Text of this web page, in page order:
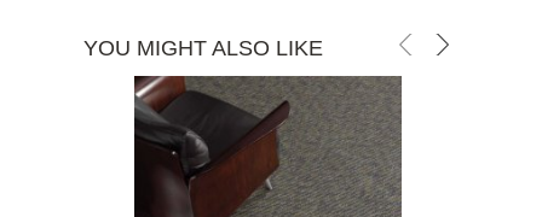
YOU MIGHT ALSO LIKE